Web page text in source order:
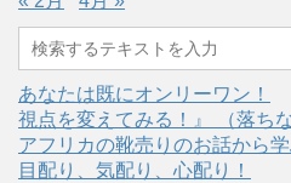
あなたは既にオンリーワン！
視点を変えてみる！』 （落ち
アフリカの靴売りのお話から学
目配り、気配り、心配り！